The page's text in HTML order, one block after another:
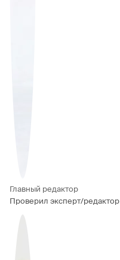
Главный редактор
Проверил эксперт/редактор